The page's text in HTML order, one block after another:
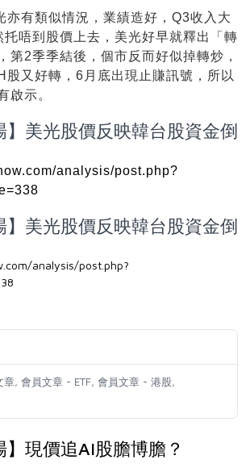
亦有類似情況，業績造好，Q3收入大
托唔到股價上去，美光好早就釋出「轉
第2季季結後，個市反而好似掉轉炒，
股又好轉，6月底出現止賺訊號，所以
啟示。
】美光股價反映韓台股資金倒
analysis/post.php?
】美光股價反映韓台股資金倒
analysis/post.php?
章 會員文章 - ETF 會員文章 - 港股
】現價追AI股膽博膽？